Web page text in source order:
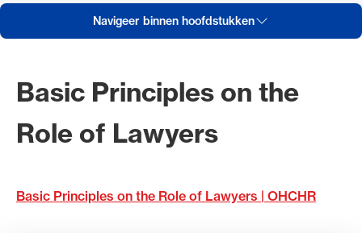
Navigeer binnen hoofdstukken
Basic Principles on the
Role of Lawyers
Basic Principles on the Role of Lawyers | OHCHR